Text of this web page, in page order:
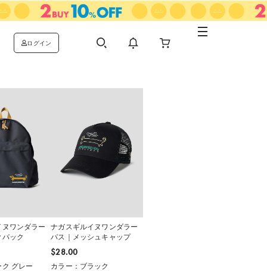
ログイン
ワンダラー
ック
ク グレー
ナガスギルイヌワンダラー
パス｜メッシュキャップ
$‌28.00
カラー：ブラック